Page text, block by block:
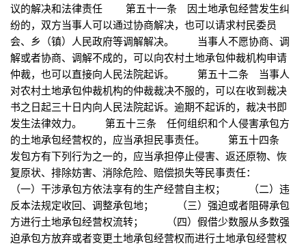
议的解决和法律责任 第五十一条 因土地承包经营发生纠
纷的，双方当事人可以通过协商解决，也可以请求村民委员
会、乡（镇）人民政府等调解解决。 当事人不愿协商、调
解或者协商、调解不成的，可以向农村土地承包仲裁机构申请
仲裁，也可以直接向人民法院起诉。 第五十二条 当事人
对农村土地承包仲裁机构的仲裁裁决不服的，可以在收到裁决
书之日起三十日内向人民法院起诉。逾期不起诉的，裁决书即
发生法律效力。 第五十三条 任何组织和个人侵害承包方
的土地承包经营权的，应当承担民事责任。 第五十四条
发包方有下列行为之一的，应当承担停止侵害、返还原物、恢
复原状、排除妨害、消除危险、赔偿损失等民事责任：
（一）干涉承包方依法享有的生产经营自主权； （二）违
反本法规定收回、调整承包地； （三）强迫或者阻碍承包
方进行土地承包经营权流转； （四）假借少数服从多数强
迫承包方放弃或者变更土地承包经营权而进行土地承包经营权